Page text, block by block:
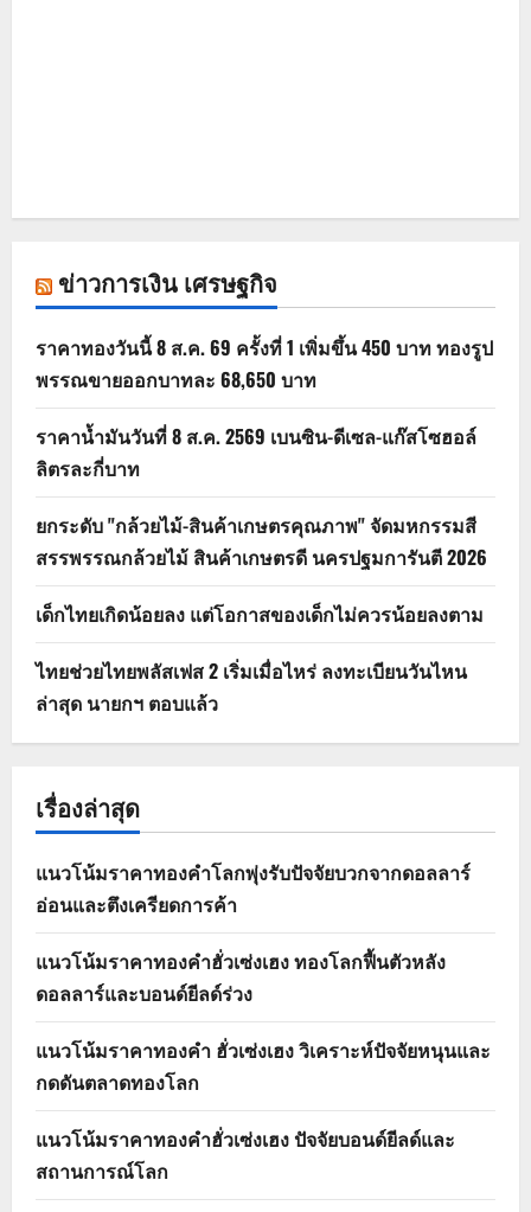
ข่าวการเงิน เศรษฐกิจ
ราคาทองวันนี้ 8 ส.ค. 69 ครั้งที่ 1 เพิ่มขึ้น 450 บาท ทองรูป
พรรณขายออกบาทละ 68,650 บาท
ราคาน้ำมันวันที่ 8 ส.ค. 2569 เบนซิน-ดีเซล-แก๊สโซฮอล์
ลิตรละกี่บาท
ยกระดับ "กล้วยไม้-สินค้าเกษตรคุณภาพ" จัดมหกรรมสี
สรรพรรณกล้วยไม้ สินค้าเกษตรดี นครปฐมการันตี 2026
เด็กไทยเกิดน้อยลง แต่โอกาสของเด็กไม่ควรน้อยลงตาม
ไทยช่วยไทยพลัสเฟส 2 เริ่มเมื่อไหร่ ลงทะเบียนวันไหน
ล่าสุด นายกฯ ตอบแล้ว
เรื่องล่าสุด
แนวโน้มราคาทองคำโลกพุ่งรับปัจจัยบวกจากดอลลาร์
อ่อนและตึงเครียดการค้า
แนวโน้มราคาทองคำฮั่วเซ่งเฮง ทองโลกฟื้นตัวหลัง
ดอลลาร์และบอนด์ยีลด์ร่วง
แนวโน้มราคาทองคำ ฮั่วเซ่งเฮง วิเคราะห์ปัจจัยหนุนและ
กดดันตลาดทองโลก
แนวโน้มราคาทองคำฮั่วเซ่งเฮง ปัจจัยบอนด์ยีลด์และ
สถานการณ์โลก